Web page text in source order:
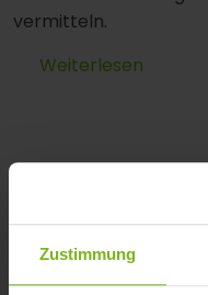
Zustimmung
vermitteln.
Weiterlesen